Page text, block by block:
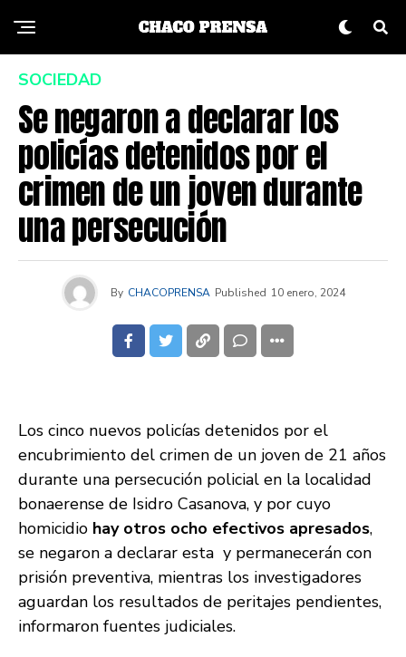
SOCIEDAD
Se negaron a declarar los
policías detenidos por el
crimen de un joven durante
una persecución
By CHACOPRENSA Published 10 enero, 2024
Los cinco nuevos policías detenidos por el
encubrimiento del crimen de un joven de 21 años
durante una persecución policial en la localidad
bonaerense de Isidro Casanova, y por cuyo
homicidio hay otros ocho efectivos apresados,
se negaron a declarar esta y permanecerán con
prisión preventiva, mientras los investigadores
aguardan los resultados de peritajes pendientes,
informaron fuentes judiciales.